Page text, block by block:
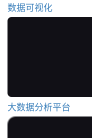
数据可视化
大数据分析平台